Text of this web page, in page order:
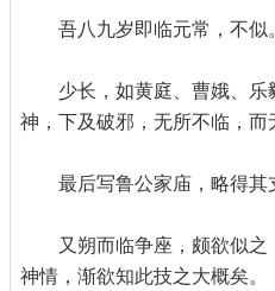
吾八九岁即临元常，不似。
少长，如黄庭、曹娥、
神，下及破邪，无所不临，而
最后写鲁公家庙，略得其
又朔而临争座，颇欲似
神情，渐欲知此技之大概矣。